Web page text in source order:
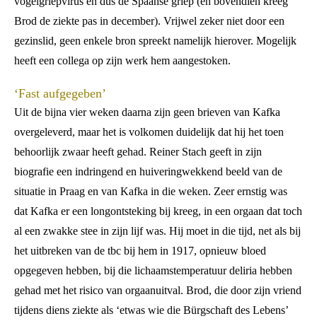
Brod de ziekte pas in december). Vrijwel zeker niet door een
gezinslid, geen enkele bron spreekt namelijk hierover. Mogelijk
heeft een collega op zijn werk hem aangestoken.
‘Fast aufgegeben’
Uit de bijna vier weken daarna zijn geen brieven van Kafka
overgeleverd, maar het is volkomen duidelijk dat hij het toen
behoorlijk zwaar heeft gehad. Reiner Stach geeft in zijn
biografie een indringend en huiveringwekkend beeld van de
situatie in Praag en van Kafka in die weken. Zeer ernstig was
dat Kafka er een longontsteking bij kreeg, in een orgaan dat toch
al een zwakke stee in zijn lijf was. Hij moet in die tijd, net als bij
het uitbreken van de tbc bij hem in 1917, opnieuw bloed
opgegeven hebben, bij die lichaamstemperatuur deliria hebben
gehad met het risico van orgaanuitval. Brod, die door zijn vriend
tijdens diens ziekte als ‘etwas wie die Bürgschaft des Lebens’